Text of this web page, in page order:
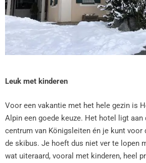
Leuk met kinderen
Voor een vakantie met het hele gezin is
Alpin een goede keuze. Het hotel ligt aan
centrum van Königsleiten én je kunt voor
de skibus. Je hoeft dus niet ver te lopen
wat uiteraard, vooral met kinderen, heel